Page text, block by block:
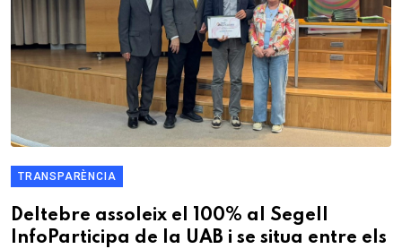
TRANSPARÈNCIA
Deltebre assoleix el 100% al Segell
InfoParticipa de la UAB i se situa entre els